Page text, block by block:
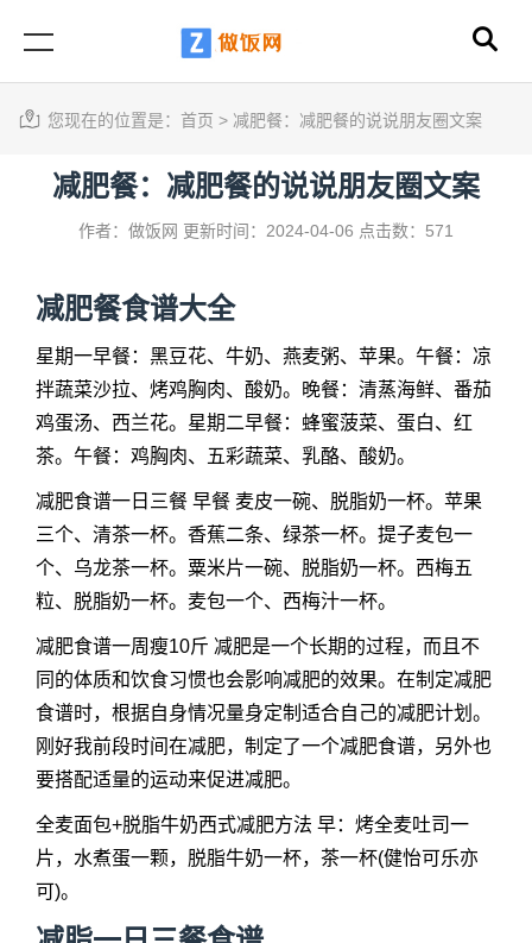
您现在的位置是： 首页 > 减肥餐：减肥餐的说说朋友圈文案
减肥餐：减肥餐的说说朋友圈文案
作者：做饭网 更新时间：2024-04-06 点击数：571
减肥餐食谱大全
星期一早餐：黑豆花、牛奶、燕麦粥、苹果。午餐：凉
拌蔬菜沙拉、烤鸡胸肉、酸奶。晚餐：清蒸海鲜、番茄
鸡蛋汤、西兰花。星期二早餐：蜂蜜菠菜、蛋白、红
茶。午餐：鸡胸肉、五彩蔬菜、乳酪、酸奶。
减肥食谱一日三餐 早餐 麦皮一碗、脱脂奶一杯。苹果
三个、清茶一杯。香蕉二条、绿茶一杯。提子麦包一
个、乌龙茶一杯。粟米片一碗、脱脂奶一杯。西梅五
粒、脱脂奶一杯。麦包一个、西梅汁一杯。
减肥食谱一周瘦10斤 减肥是一个长期的过程，而且不
同的体质和饮食习惯也会影响减肥的效果。在制定减肥
食谱时，根据自身情况量身定制适合自己的减肥计划。
刚好我前段时间在减肥，制定了一个减肥食谱，另外也
要搭配适量的运动来促进减肥。
全麦面包+脱脂牛奶西式减肥方法 早：烤全麦吐司一
片，水煮蛋一颗，脱脂牛奶一杯，茶一杯(健怡可乐亦
可)。